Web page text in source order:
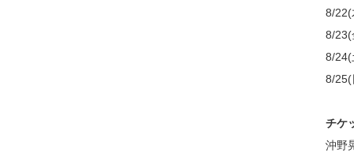
8/22(
8/23(
8/24(
8/25(
チケ
沖野